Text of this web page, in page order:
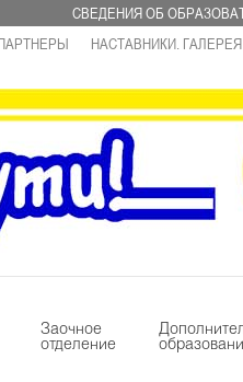
СВЕДЕНИЯ ОБ
НАСТАВНИКИ.
Заочное
отделение